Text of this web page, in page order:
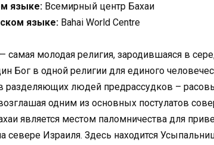
языке: Всемирный центр Бахаи
языке: Bahai World Centre
самая молодая религия, зародившаяся в
Бог в одной религии для единого
разделяющих людей предрассудков –
одним из основных постулатов
является местом паломничества для
севере Израиля. Здесь находится